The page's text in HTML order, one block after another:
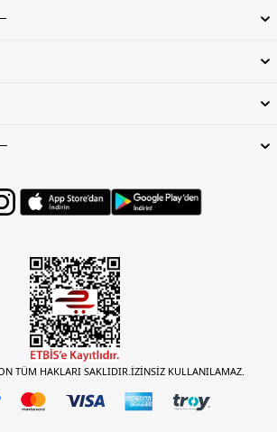
TÜM HAKLARI SAKLIDIR.İZİNSİZ KULLANILAMAZ.